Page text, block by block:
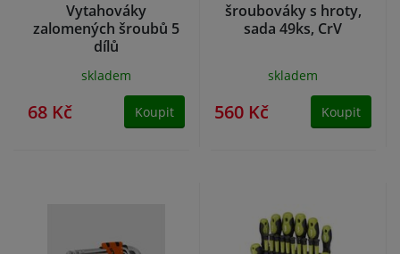
Vytahováky
zalomených šroubů 5
dílů
skladem
68 Kč Koupit
šroubováky s hroty,
sada 49ks, CrV
skladem
560 Kč Koupit